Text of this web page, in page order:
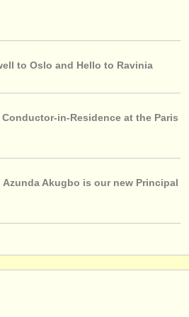
ATSto Oslo and Hello to Ravinia
in-Residence at the Paris
Azunda Akugbo is our new Principal